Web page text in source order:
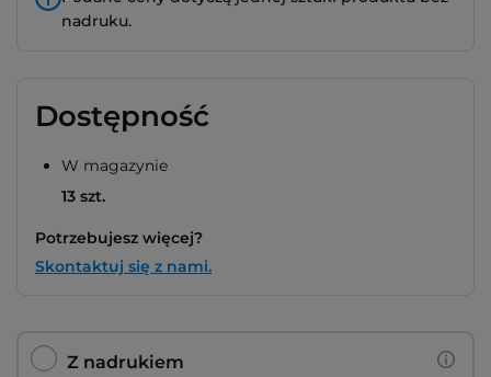
nadruku.
Dostępność
W magazynie
13 szt.
Potrzebujesz więcej?
Skontaktuj się z nami.
Z nadrukiem